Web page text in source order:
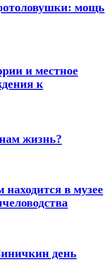
мощь
и местное
к
жизнь?
находится в музее
день